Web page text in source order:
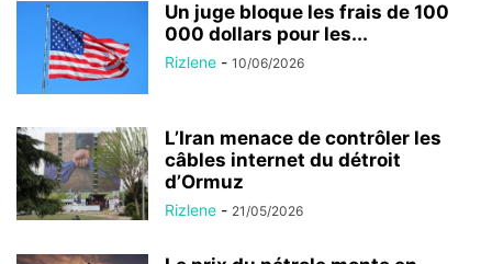
Un juge bloque les frais de 100
000 dollars pour les...
Rizlene - 10/06/2026
L’Iran menace de contrôler les
câbles internet du détroit
d’Ormuz
Rizlene - 21/05/2026